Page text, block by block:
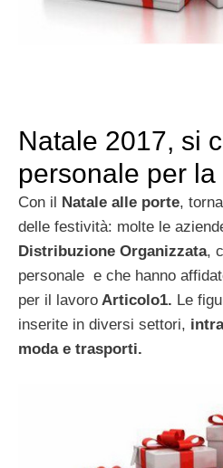
Natale 2017, si
personale per la
Con il Natale alle porte,
delle festività: molte le
Distribuzione Organizzata,
personale e che hanno
per il lavoro Articolo1. Le
inserite in diversi settori,
moda e trasporti.